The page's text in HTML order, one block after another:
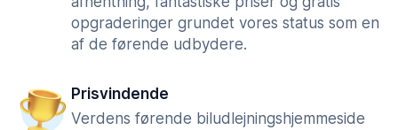
opgraderinger grundet vores status som en
af de førende udbydere.
Prisvindende
Verdens førende biludlejningshjemmeside